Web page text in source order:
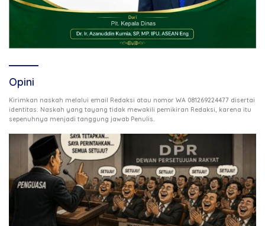
Opini
Kirimkan naskah melalui email Redaksi atau nomor WA 081269224477 disertai
identitas. Naskah yang tayang tidak mewakili pemikiran Redaksi, karena itu
sepenuhnya menjadi tanggung jawab Penulis